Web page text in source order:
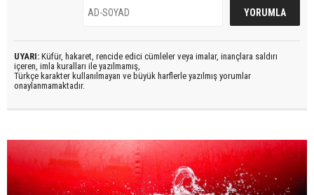
UYARI: Küfür, hakaret, rencide edici cümleler veya imalar, inançlara saldırı
içeren, imla kuralları ile yazılmamış,
Türkçe karakter kullanılmayan ve büyük harflerle yazılmış yorumlar
onaylanmamaktadır.